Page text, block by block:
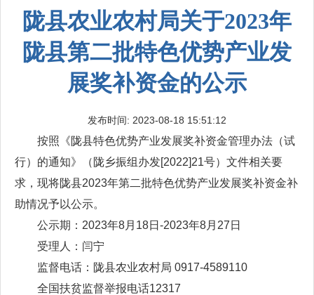
陇县农业农村局关于2023年
陇县第二批特色优势产业发
展奖补资金的公示
发布时间: 2023-08-18 15:51:12
按照《陇县特色优势产业发展奖补资金管理办法（试
行）的通知》（陇乡振组办发[2022]21号）文件相关要
求，现将陇县2023年第二批特色优势产业发展奖补资金补
助情况予以公示。
公示期：2023年8月18日-2023年8月27日
受理人：闫宁
监督电话：陇县农业农村局 0917-4589110
全国扶贫监督举报电话12317